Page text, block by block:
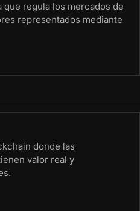
que regula los mercados de
representados mediante
donde las
valor real y